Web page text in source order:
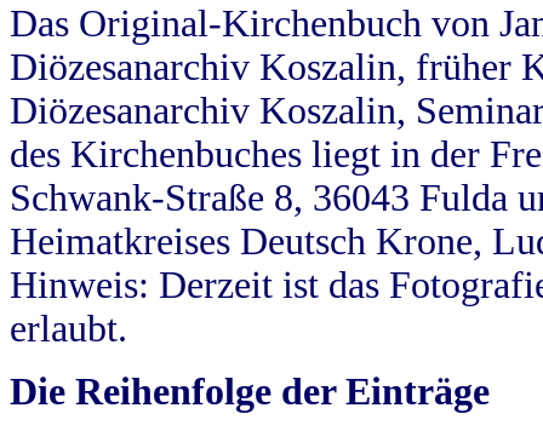
Das Original-Kirchenbuch von
Diözesanarchiv Koszalin, früher
Diözesanarchiv Koszalin,
des Kirchenbuches liegt in der
Schwank-Straße 8, 36043 Fulda
Heimatkreises Deutsch Krone,
Hinweis: Derzeit ist das
erlaubt.
Die Reihenfolge der Einträge